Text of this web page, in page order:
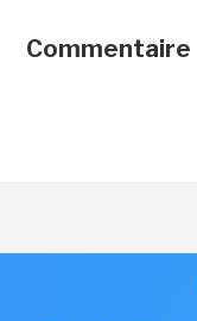
Commentaire